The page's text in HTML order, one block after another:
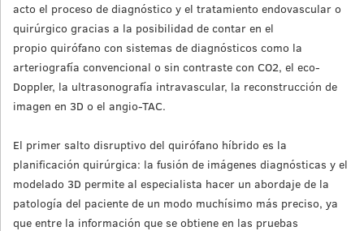
acto el proceso de diagnóstico y el tratamiento endovascular o
quirúrgico gracias a la posibilidad de contar en el
propio quirófano con sistemas de diagnósticos como la
arteriografía convencional o sin contraste con CO2, el eco-
Doppler, la ultrasonografía intravascular, la reconstrucción de
imagen en 3D o el angio-TAC.
El primer salto disruptivo del quirófano híbrido es la
planificación quirúrgica: la fusión de imágenes diagnósticas y el
modelado 3D permite al especialista hacer un abordaje de la
patología del paciente de un modo muchísimo más preciso, ya
que entre la información que se obtiene en las pruebas